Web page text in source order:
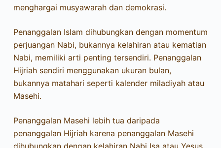
menghargai musyawarah dan demokrasi.
Penanggalan Islam dihubungkan dengan momentum
perjuangan Nabi, bukannya kelahiran atau kematian
Nabi, memiliki arti penting tersendiri. Penanggalan
Hijriah sendiri menggunakan ukuran bulan,
bukannya matahari seperti kalender miladiyah atau
Masehi.
Penanggalan Masehi lebih tua daripada
penanggalan Hijriah karena penanggalan Masehi
dihubungkan dengan kelahiran Nabi Isa atau Yesus